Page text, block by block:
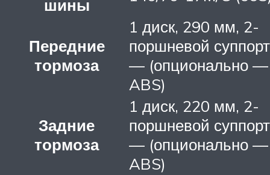
шины
Передние
тормоза
1 диск, 290 мм, 2-
поршневой суппорт
— (опционально —
ABS)
Задние
тормоза
1 диск, 220 мм, 2-
поршневой суппорт
— (опционально —
ABS)